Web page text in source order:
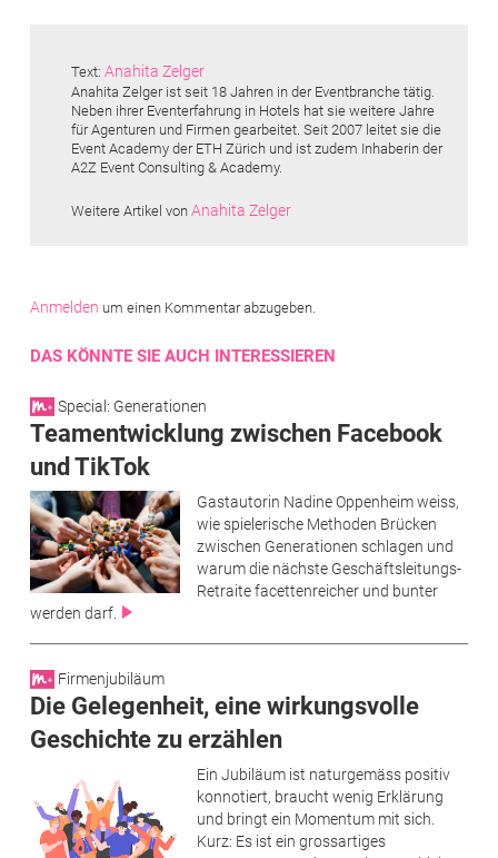
Text: Anahita Zelger
Anahita Zelger ist seit 18 Jahren in der Eventbranche tätig.
Neben ihrer Eventerfahrung in Hotels hat sie weitere Jahre
für Agenturen und Firmen gearbeitet. Seit 2007 leitet sie die
Event Academy der ETH Zürich und ist zudem Inhaberin der
A2Z Event Consulting & Academy.
Weitere Artikel von Anahita Zelger
Anmelden um einen Kommentar abzugeben.
DAS KÖNNTE SIE AUCH INTERESSIEREN
Special: Generationen
Teamentwicklung zwischen Facebook
und TikTok
Gastautorin Nadine Oppenheim weiss,
wie spielerische Methoden Brücken
zwischen Generationen schlagen und
warum die nächste Geschäftsleitungs-
Retraite facettenreicher und bunter
werden darf.
Firmenjubiläum
Die Gelegenheit, eine wirkungsvolle
Geschichte zu erzählen
Ein Jubiläum ist naturgemäss positiv
konnotiert, braucht wenig Erklärung
und bringt ein Momentum mit sich.
Kurz: Es ist ein grossartiges